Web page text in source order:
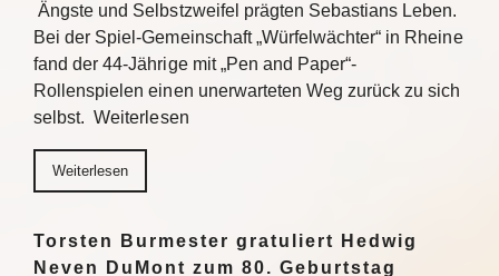
Ängste und Selbstzweifel prägten Sebastians Leben.
Bei der Spiel-Gemeinschaft „Würfelwächter“ in Rheine
fand der 44-Jährige mit „Pen and Paper“-
Rollenspielen einen unerwarteten Weg zurück zu sich
selbst. Weiterlesen
Weiterlesen
Torsten Burmester gratuliert Hedwig
Neven DuMont zum 80. Geburtstag